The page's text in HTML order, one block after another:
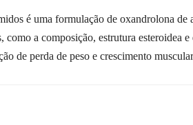
é uma formulação de oxandrolona de
como a composição, estrutura
de perda de peso e crescimento